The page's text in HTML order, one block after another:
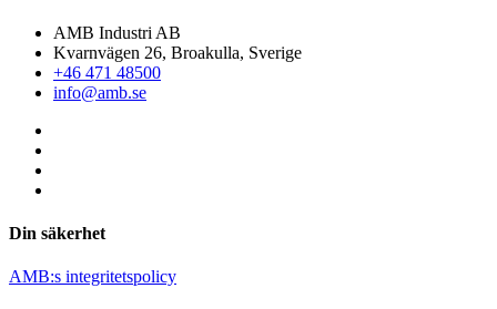
AMB Industri AB
Kvarnvägen 26, Broakulla, Sverige
+46 471 48500
info@amb.se
Din säkerhet
AMB:s integritetspolicy